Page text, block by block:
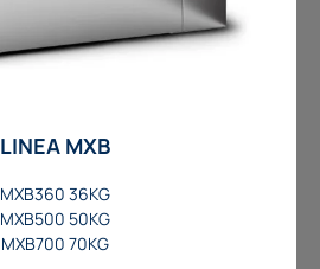
LINEA MXB
MXB360 36KG
MXB500 50KG
MXB700 70KG